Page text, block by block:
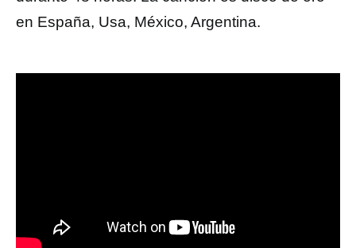
en España, Usa, México, Argentina.